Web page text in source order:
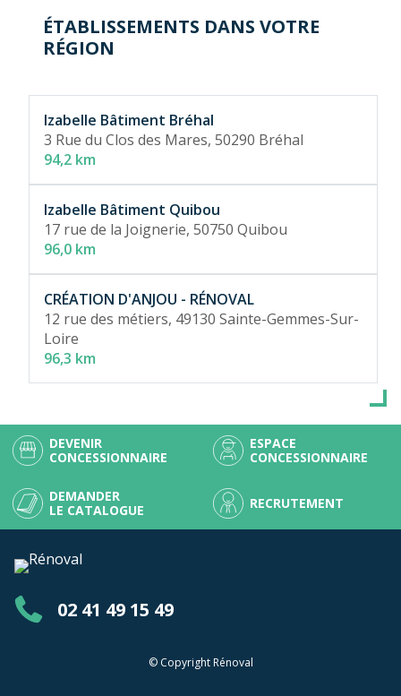
ÉTABLISSEMENTS DANS VOTRE
RÉGION
Izabelle Bâtiment Bréhal
3 Rue du Clos des Mares, 50290 Bréhal
94,2 km
Izabelle Bâtiment Quibou
17 rue de la Joignerie, 50750 Quibou
96,0 km
CRÉATION D'ANJOU - RÉNOVAL
12 rue des métiers, 49130 Sainte-Gemmes-Sur-
Loire
96,3 km
02 41 49 15 49
DEVENIR
CONCESSIONNAIRE
ESPACE
CONCESSIONNAIRE
DEMANDER
LE CATALOGUE
RECRUTEMENT
© Copyright Rénoval